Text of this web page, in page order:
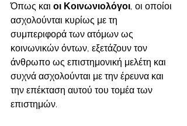
Όπως και οι Κοινωνιολόγοι, οι οποίοι
ασχολούνται κυρίως με τη
συμπεριφορά των ατόμων ως
κοινωνικών όντων, εξετάζουν τον
άνθρωπο ως επιστημονική μελέτη και
συχνά ασχολούνται με την έρευνα και
την επέκταση αυτού του τομέα των
επιστημών.